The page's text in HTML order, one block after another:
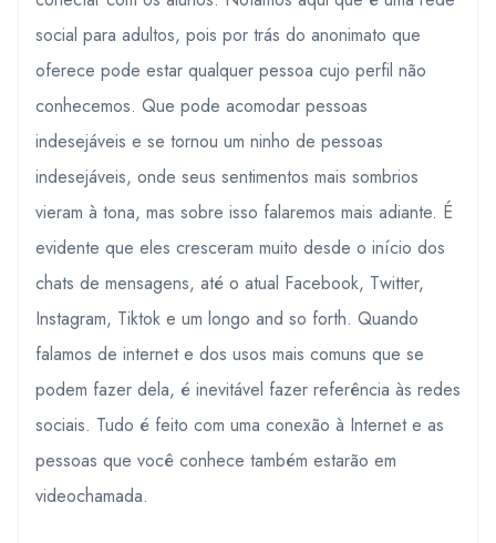
social para adultos, pois por trás do anonimato que
oferece pode estar qualquer pessoa cujo perfil não
conhecemos. Que pode acomodar pessoas
indesejáveis ​​e se tornou um ninho de pessoas
indesejáveis, onde seus sentimentos mais sombrios
vieram à tona, mas sobre isso falaremos mais adiante. É
evidente que eles cresceram muito desde o início dos
chats de mensagens, até o atual Facebook, Twitter,
Instagram, Tiktok e um longo and so forth. Quando
falamos de internet e dos usos mais comuns que se
podem fazer dela, é inevitável fazer referência às redes
sociais. Tudo é feito com uma conexão à Internet e as
pessoas que você conhece também estarão em
videochamada.